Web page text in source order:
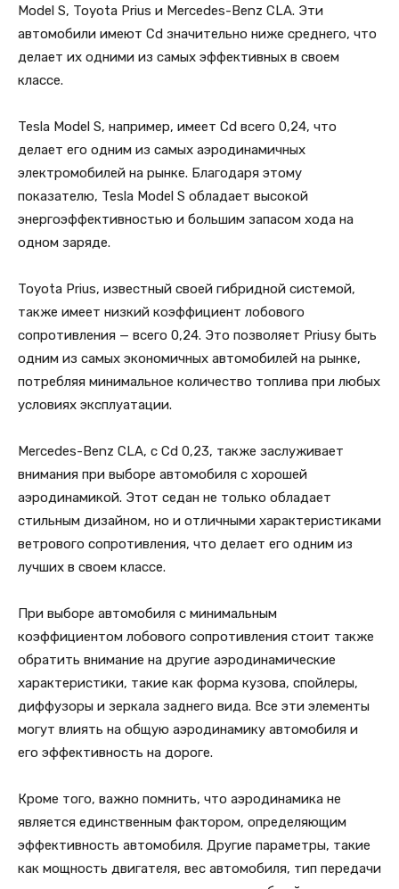
Model S, Toyota Prius и Mercedes-Benz CLA. Эти
автомобили имеют Cd значительно ниже среднего, что
делает их одними из самых эффективных в своем
классе.
Tesla Model S, например, имеет Cd всего 0,24, что
делает его одним из самых аэродинамичных
электромобилей на рынке. Благодаря этому
показателю, Tesla Model S обладает высокой
энергоэффективностью и большим запасом хода на
одном заряде.
Toyota Prius, известный своей гибридной системой,
также имеет низкий коэффициент лобового
сопротивления — всего 0,24. Это позволяет Priusу быть
одним из самых экономичных автомобилей на рынке,
потребляя минимальное количество топлива при любых
условиях эксплуатации.
Mercedes-Benz CLA, с Cd 0,23, также заслуживает
внимания при выборе автомобиля с хорошей
аэродинамикой. Этот седан не только обладает
стильным дизайном, но и отличными характеристиками
ветрового сопротивления, что делает его одним из
лучших в своем классе.
При выборе автомобиля с минимальным
коэффициентом лобового сопротивления стоит также
обратить внимание на другие аэродинамические
характеристики, такие как форма кузова, спойлеры,
диффузоры и зеркала заднего вида. Все эти элементы
могут влиять на общую аэродинамику автомобиля и
его эффективность на дороге.
Кроме того, важно помнить, что аэродинамика не
является единственным фактором, определяющим
эффективность автомобиля. Другие параметры, такие
как мощность двигателя, вес автомобиля, тип передачи